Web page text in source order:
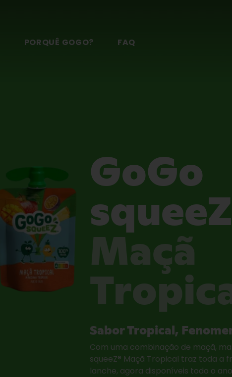
PORQUÊ GOGO? FAQ
GoGo
squeeZ
Maçã
Sabor Tropical,
Com uma combinação de maçã,
squeeZ® Maçã Tropical traz toda a
lanche, agora disponíveis todo o